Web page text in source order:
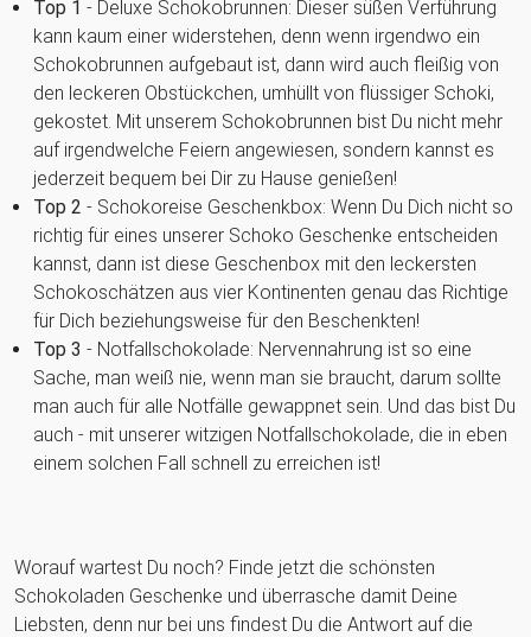
Top 1 - Deluxe Schokobrunnen: Dieser süßen Verführung
kann kaum einer widerstehen, denn wenn irgendwo ein
Schokobrunnen aufgebaut ist, dann wird auch fleißig von
den leckeren Obstückchen, umhüllt von flüssiger Schoki,
gekostet. Mit unserem Schokobrunnen bist Du nicht mehr
auf irgendwelche Feiern angewiesen, sondern kannst es
jederzeit bequem bei Dir zu Hause genießen!
Top 2 - Schokoreise Geschenkbox: Wenn Du Dich nicht so
richtig für eines unserer Schoko Geschenke entscheiden
kannst, dann ist diese Geschenbox mit den leckersten
Schokoschätzen aus vier Kontinenten genau das Richtige
für Dich beziehungsweise für den Beschenkten!
Top 3 - Notfallschokolade: Nervennahrung ist so eine
Sache, man weiß nie, wenn man sie braucht, darum sollte
man auch für alle Notfälle gewappnet sein. Und das bist Du
auch - mit unserer witzigen Notfallschokolade, die in eben
einem solchen Fall schnell zu erreichen ist!
Worauf wartest Du noch? Finde jetzt die schönsten
Schokoladen Geschenke und überrasche damit Deine
Liebsten, denn nur bei uns findest Du die Antwort auf die